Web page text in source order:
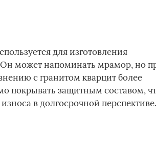
для изготовления
Он может напоминать мрамор, но
с гранитом кварцит более
покрывать защитным составом,
в долгосрочной перспективе.